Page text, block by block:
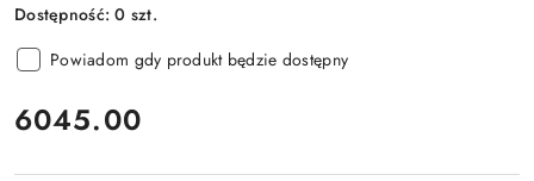
Dostępność:0 szt.
Powiadom gdy produkt będzie dostępny
cena:
6045.00